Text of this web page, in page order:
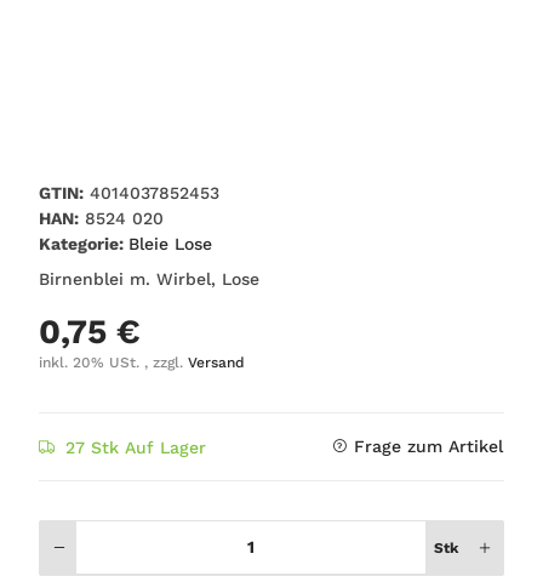
GTIN: 4014037852453
HAN: 8524 020
Kategorie: Bleie Lose
Birnenblei m. Wirbel, Lose
0,75 €
inkl. 20% USt. , zzgl. Versand
27 Stk Auf Lager Frage zum Artikel
Stk